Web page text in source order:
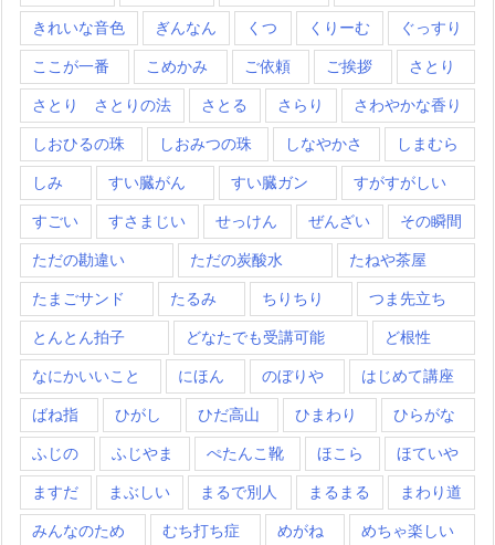
きれいな音色 ぎんなん くつ くりーむ ぐっすり
ここが一番 こめかみ ご依頼 ご挨拶 さとり
さとり さとりの法 さとる さらり さわやかな香り
しおひるの珠 しおみつの珠 しなやかさ しまむら
しみ すい臓がん すい臓ガン すがすがしい
すごい すさまじい せっけん ぜんざい その瞬間
ただの勘違い ただの炭酸水 たねや茶屋
たまごサンド たるみ ちりちり つま先立ち
とんとん拍子 どなたでも受講可能 ど根性
なにかいいこと にほん のぼりや はじめて講座
ばね指 ひがし ひだ高山 ひまわり ひらがな
ふじの ふじやま ぺたんこ靴 ほこら ほていや
ますだ まぶしい まるで別人 まるまる まわり道
みんなのため むち打ち症 めがね めちゃ楽しい